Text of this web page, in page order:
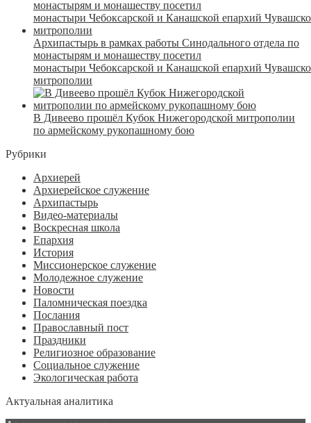
Архипастырь в рамках работы Синодального отдела по
монастырям и монашеству посетил
монастыри Чебоксарской и Канашской епархий
митрополии
В Дивеево прошёл Кубок Нижегородской митрополии
по армейскому рукопашному бою
Рубрики
Архиерей
Архиерейское служение
Архипастырь
Видео-материалы
Воскресная школа
Епархия
История
Миссионерское служение
Молодежное служение
Новости
Паломническая поездка
Послания
Православный пост
Праздники
Религиозное образование
Социальное служение
Экологическая работа
Актуальная аналитика